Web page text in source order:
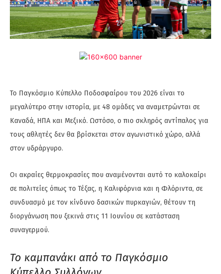
Το Παγκόσμιο Κύπελλο Ποδοσφαίρου του 2026 είναι το
μεγαλύτερο στην ιστορία, με 48 ομάδες να αναμετρώνται σε
Καναδά, ΗΠΑ και Μεξικό. Ωστόσο, ο πιο σκληρός αντίπαλος για
τους αθλητές δεν θα βρίσκεται στον αγωνιστικό χώρο, αλλά
στον υδράργυρο.
Οι ακραίες θερμοκρασίες που αναμένονται αυτό το καλοκαίρι
σε πολιτείες όπως το Τέξας, η Καλιφόρνια και η Φλόριντα, σε
συνδυασμό με τον κίνδυνο δασικών πυρκαγιών, θέτουν τη
διοργάνωση που ξεκινά στις 11 Ιουνίου σε κατάσταση
συναγερμού.
Το καμπανάκι από το Παγκόσμιο